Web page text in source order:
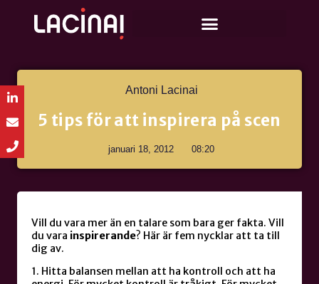
Antoni Lacinai
5 tips för att inspirera på scen
januari 18, 2012 08:20
Vill du vara mer än en talare som bara ger fakta. Vill
du vara inspirerande? Här är fem nycklar att ta till
dig av.
1. Hitta balansen mellan att ha kontroll och att ha